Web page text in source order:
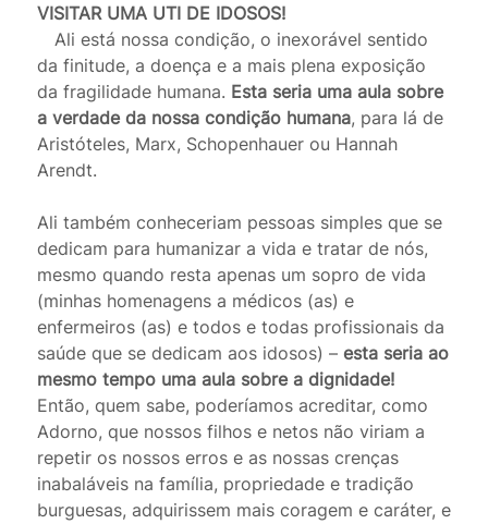
VISITAR UMA UTI DE IDOSOS!
Ali está nossa condição, o inexorável sentido
da finitude, a doença e a mais plena exposição
da fragilidade humana. Esta seria uma aula sobre
a verdade da nossa condição humana, para lá de
Aristóteles, Marx, Schopenhauer ou Hannah
Arendt.
Ali também conheceriam pessoas simples que se
dedicam para humanizar a vida e tratar de nós,
mesmo quando resta apenas um sopro de vida
(minhas homenagens a médicos (as) e
enfermeiros (as) e todos e todas profissionais da
saúde que se dedicam aos idosos) – esta seria ao
mesmo tempo uma aula sobre a dignidade!
Então, quem sabe, poderíamos acreditar, como
Adorno, que nossos filhos e netos não viriam a
repetir os nossos erros e as nossas crenças
inabaláveis na família, propriedade e tradição
burguesas, adquirissem mais coragem e caráter, e